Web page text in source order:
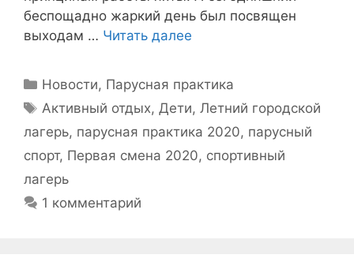
беспощадно жаркий день был посвящен
выходам … Читать далее
Рубрики
Новости, Парусная практика
Метки
Активный отдых,Дети,Летний городской
лагерь, парусная практика 2020, парусный
спорт, Первая смена 2020, спортивный
лагерь
1 комментарий